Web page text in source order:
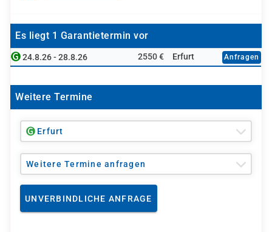
Es liegt 1 Garantietermin vor
24.8.26 - 28.8.26 2550 € Erfurt Anfragen
Weitere Termine
Erfurt
Weitere Termine anfragen
UNVERBINDLICHE ANFRAGE